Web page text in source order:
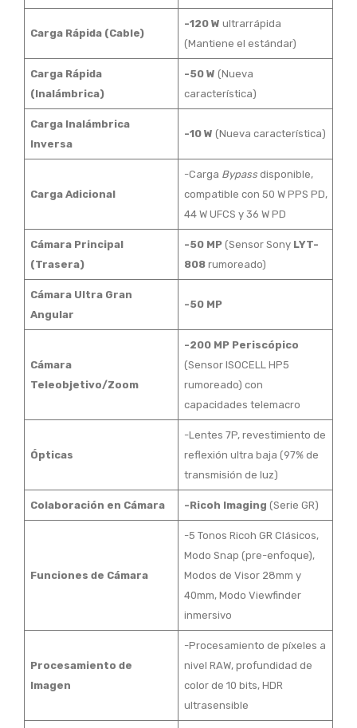
Carga Rápida (Cable)
-120 W ultrarrápida
(Mantiene el estándar)
Carga Rápida
(Inalámbrica)
-50 W (Nueva
característica)
Carga Inalámbrica
Inversa
-10 W (Nueva característica)
Carga Adicional
-Carga Bypassdisponible,
compatible con 50 W PPS PD,
44 W UFCS y 36 W PD
Cámara Principal
(Trasera)
-50 MP(Sensor Sony LYT-
808rumoreado)
Cámara Ultra Gran
Angular
-50 MP
Cámara
Teleobjetivo/Zoom
-200 MP Periscópico
(Sensor ISOCELL HP5
rumoreado) con
capacidades telemacro
Ópticas
-Lentes 7P, revestimiento de
reflexión ultra baja (97% de
transmisión de luz)
Colaboración en Cámara -Ricoh Imaging (Serie GR)
Funciones de Cámara
-5 Tonos Ricoh GR Clásicos,
Modo Snap (pre-enfoque),
Modos de Visor 28mm y
40mm, Modo Viewfinder
inmersivo
Procesamiento de
Imagen
-Procesamiento de píxeles a
nivel RAW, profundidad de
color de 10 bits, HDR
ultrasensible